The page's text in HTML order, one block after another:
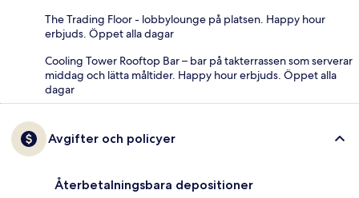
The Trading Floor - lobbylounge på platsen. Happy hour
erbjuds. Öppet alla dagar
Cooling Tower Rooftop Bar – bar på takterrassen som serverar
middag och lätta måltider. Happy hour erbjuds. Öppet alla
dagar
Avgifter och policyer
Återbetalningsbara depositioner